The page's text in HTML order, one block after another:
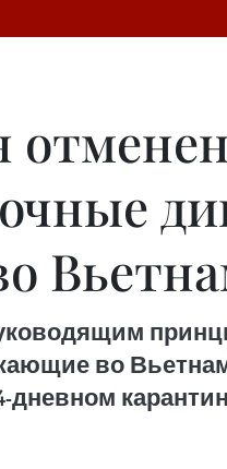
во Вьетнам
дневном